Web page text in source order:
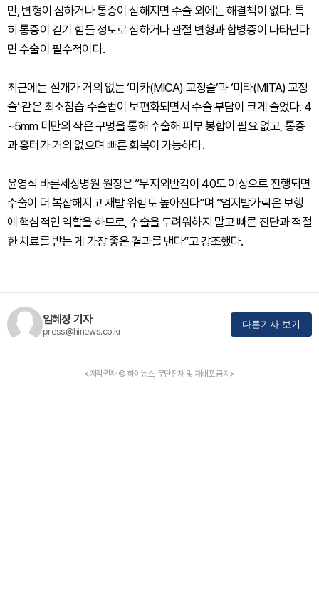
만, 변형이 심하거나 통증이 심해지면 수술 외에는 해결책이 없다. 특
히 통증이 걷기 힘들 정도로 심하거나 관절 변형과 합병증이 나타난다
면 수술이 필수적이다.
최근에는 절개가 거의 없는 ‘미카(MICA) 교정술’과 ‘미타(MITA) 교정
술’ 같은 최소침습 수술법이 보편화되면서 수술 부담이 크게 줄었다. 4
~5mm 미만의 작은 구멍을 통해 수술해 피부 봉합이 필요 없고, 통증
과 흉터가 거의 없으며 빠른 회복이 가능하다.
윤영식 바른세상병원 원장은 “무지외반각이 40도 이상으로 진행되면
수술이 더 복잡해지고 재발 위험도 높아진다”며 “엄지발가락은 보행
에 핵심적인 역할을 하므로, 수술을 두려워하지 말고 빠른 진단과 적절
한 치료를 받는 게 가장 좋은 결과를 낸다”고 강조했다.
임혜정 기자
press@hinews.co.kr
다른기사 보기
<저작권자 © 하이뉴스, 무단전재 및 재배포 금지>